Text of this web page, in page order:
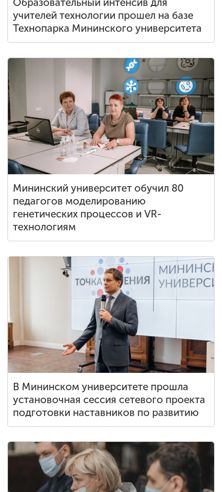
Образовательный интенсив для
учителей технологии прошел на базе
Технопарка Мининского университета
Мининский университет обучил 80
педагогов моделированию
генетических процессов и VR-
технологиям
В Мининском университете прошла
установочная сессия сетевого проекта
подготовки наставников по развитию